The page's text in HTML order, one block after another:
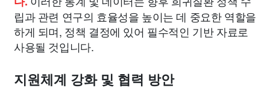
립과 관련 연구의 효율성을 높이는 데 중요한 역할을
하게 되며, 정책 결정에 있어 필수적인 기반 자료로
사용될 것입니다.
지원체계 강화 및 협력 방안